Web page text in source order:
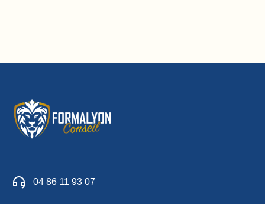
04 86 11 93 07